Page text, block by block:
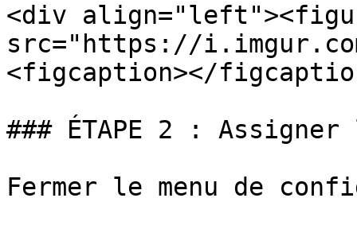
<div
src="https://
<figcaption></
### ÉTAPE 2 :
Fermer le menu de